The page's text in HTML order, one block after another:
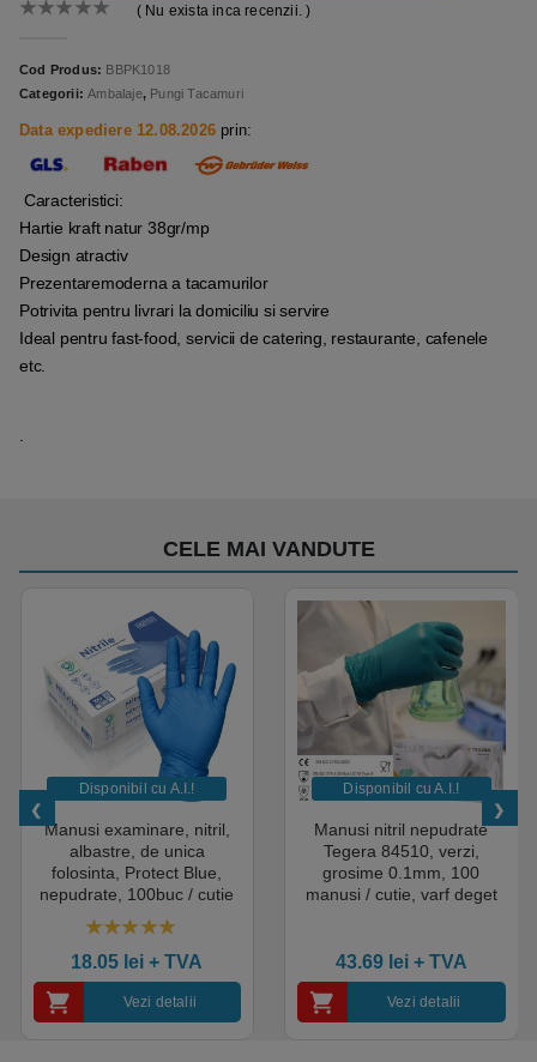
( Nu exista inca recenzii. )
Cod Produs: BBPK1018
Categorii:Ambalaje, Pungi Tacamuri
Data expediere 12.08.2026 prin:
Caracteristici:
Hartie kraft natur 38gr/mp
Design atractiv
Prezentaremoderna a tacamurilor
Potrivita pentru livrari la domiciliu si servire
Ideal pentru fast-food, servicii de catering, restaurante, cafenele
etc.
CELE MAI VANDUTE
Disponibil cu A.I.​!
Manusi examinare, nitril,
albastre, de unica
folosinta, Protect Blue,
nepudrate, 100buc / cutie
pentru medical, HoReCa,
saloane si domeniul
industrial, calitate premium
18.05 lei + TVA
Vezi detalii
Disponibil cu A.I.​!
Manusi nitril nepudrate
Tegera 84510, verzi,
grosime 0.1mm, 100
manusi / cutie, varf deget
43.69 lei+ TVA
Vezi detalii